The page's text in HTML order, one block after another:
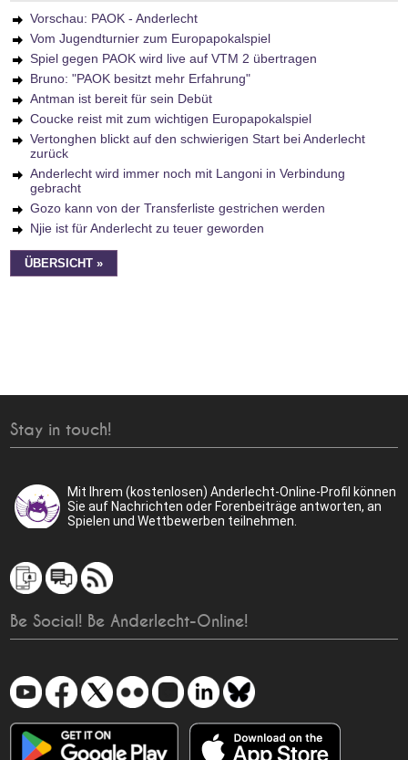
Vorschau: PAOK - Anderlecht
Vom Jugendturnier zum Europapokalspiel
Spiel gegen PAOK wird live auf VTM 2 übertragen
Bruno: "PAOK besitzt mehr Erfahrung"
Antman ist bereit für sein Debüt
Coucke reist mit zum wichtigen Europapokalspiel
Vertonghen blickt auf den schwierigen Start bei Anderlecht
zurück
Anderlecht wird immer noch mit Langoni in Verbindung
gebracht
Gozo kann von der Transferliste gestrichen werden
Njie ist für Anderlecht zu teuer geworden
ÜBERSICHT »
Stay in touch!
Mit Ihrem (kostenlosen) Anderlecht-Online-Profil können
Sie auf Nachrichten oder Forenbeiträge antworten, an
Spielen und Wettbewerben teilnehmen.
Be Social! Be Anderlecht-Online!